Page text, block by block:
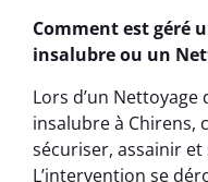
Comment est géré
insalubre ou un
Lors d’un
insalubre à Chirens,
sécuriser, assainir et
L’intervention se